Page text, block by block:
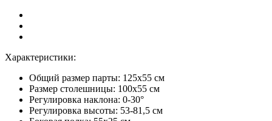
Характеристики:
Общий размер парты: 125x55 см
Размер столешницы: 100x55 см
Регулировка наклона: 0-30°
Регулировка высоты: 53-81,5 см